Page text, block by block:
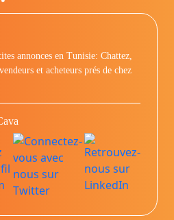
annonces en Tunisie: Chattez,
et acheteurs prés de chez